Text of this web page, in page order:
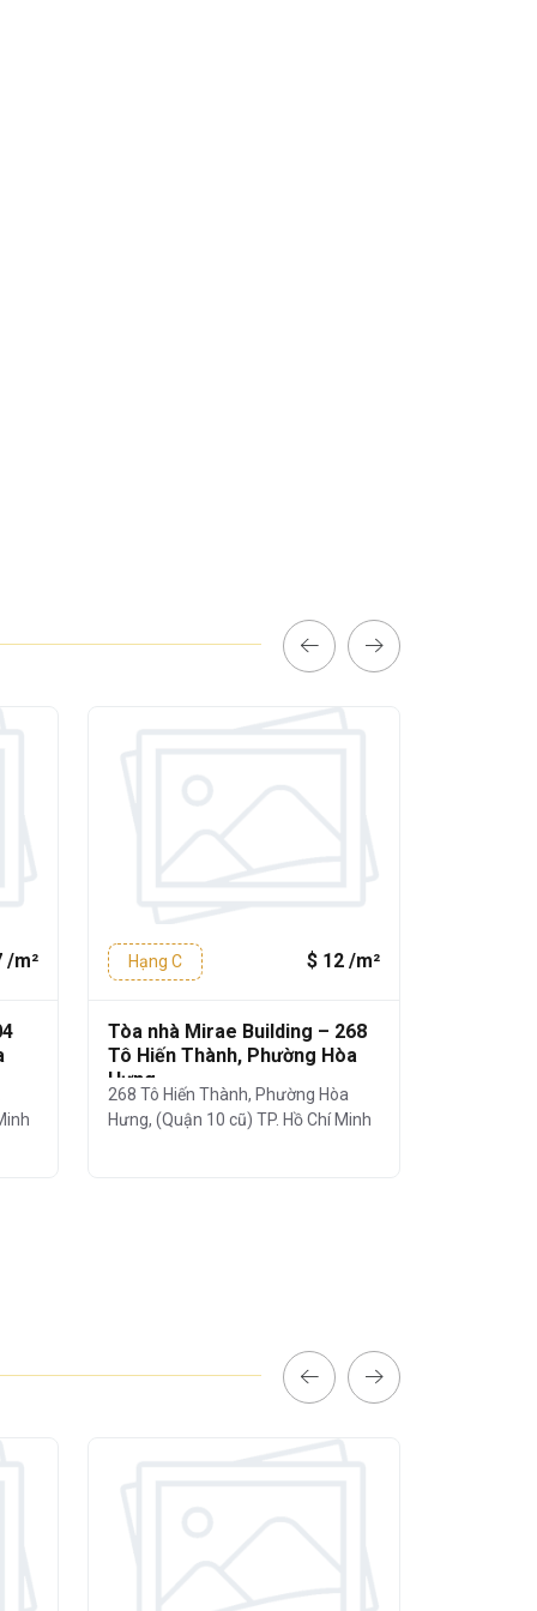
/m² Hạng C $ 12 /m²
Tòa nhà Mirae Building – 268
Tô Hiến Thành, Phường Hòa
Hưng
268 Tô Hiến Thành, Phường Hòa
Hưng, (Quận 10 cũ) TP. Hồ Chí Minh